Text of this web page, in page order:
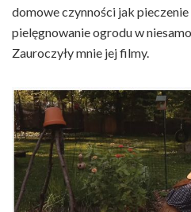
domowe czynności jak
pielęgnowanie ogrodu w
Zauroczyły mnie jej filmy.